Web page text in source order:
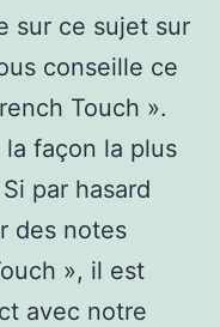
sur ce sujet sur
conseille ce
Touch ».
façon la plus
par hasard
des notes
», il est
avec notre